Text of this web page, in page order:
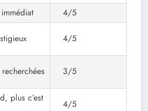
4/5
4/5
3/5
plus c’est
4/5